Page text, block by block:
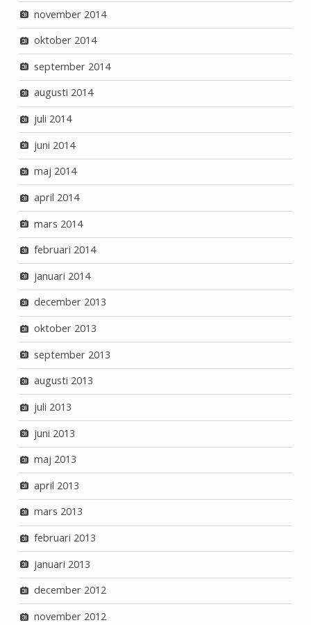
november 2014
oktober 2014
september 2014
augusti 2014
juli 2014
juni 2014
maj 2014
april 2014
mars 2014
februari 2014
januari 2014
december 2013
oktober 2013
september 2013
augusti 2013
juli 2013
juni 2013
maj 2013
april 2013
mars 2013
februari 2013
januari 2013
december 2012
november 2012